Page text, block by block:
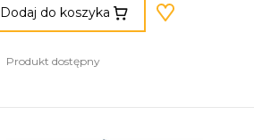
Dodaj do koszyka
Produkt dostępny